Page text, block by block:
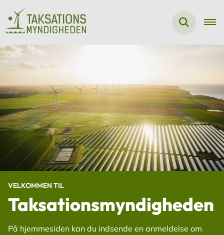
VELKOMMEN TIL
Taksationsmyndigheden
På hjemmesiden kan du indsende en anmeldelse om